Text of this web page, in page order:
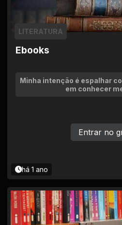
Ebooks
LITERATURA
Minha intenção é espalhar
em conhecer
há 1 ano
Entrar no